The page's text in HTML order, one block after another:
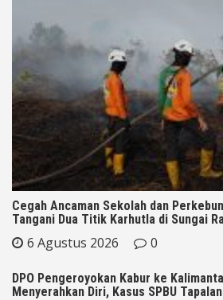
Cegah Ancaman Sekolah dan
Tangani Dua Titik Karhutla di Sungai
6 Agustus 2026 0
DPO Pengeroyokan Kabur ke
Menyerahkan Diri, Kasus SPBU